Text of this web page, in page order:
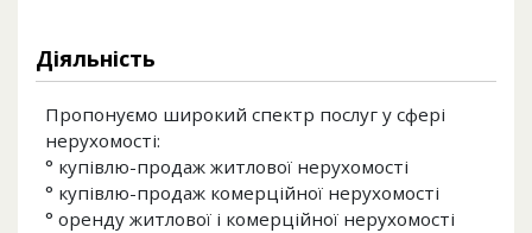
Діяльність
Пропонуємо широкий спектр послуг у сфері
нерухомості:
° купівлю-продаж житлової нерухомості
° купівлю-продаж комерційної нерухомості
° оренду житлової і комерційної нерухомості